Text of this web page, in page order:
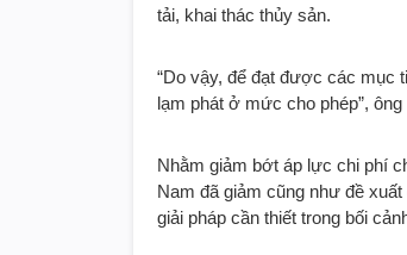
tải, khai thác thủy sản.
“Do vậy, để đạt được các mục
lạm phát ở mức cho phép”,
Nhằm giảm bớt áp lực chi phí
Nam đã giảm cũng như đề
giải pháp cần thiết trong bối